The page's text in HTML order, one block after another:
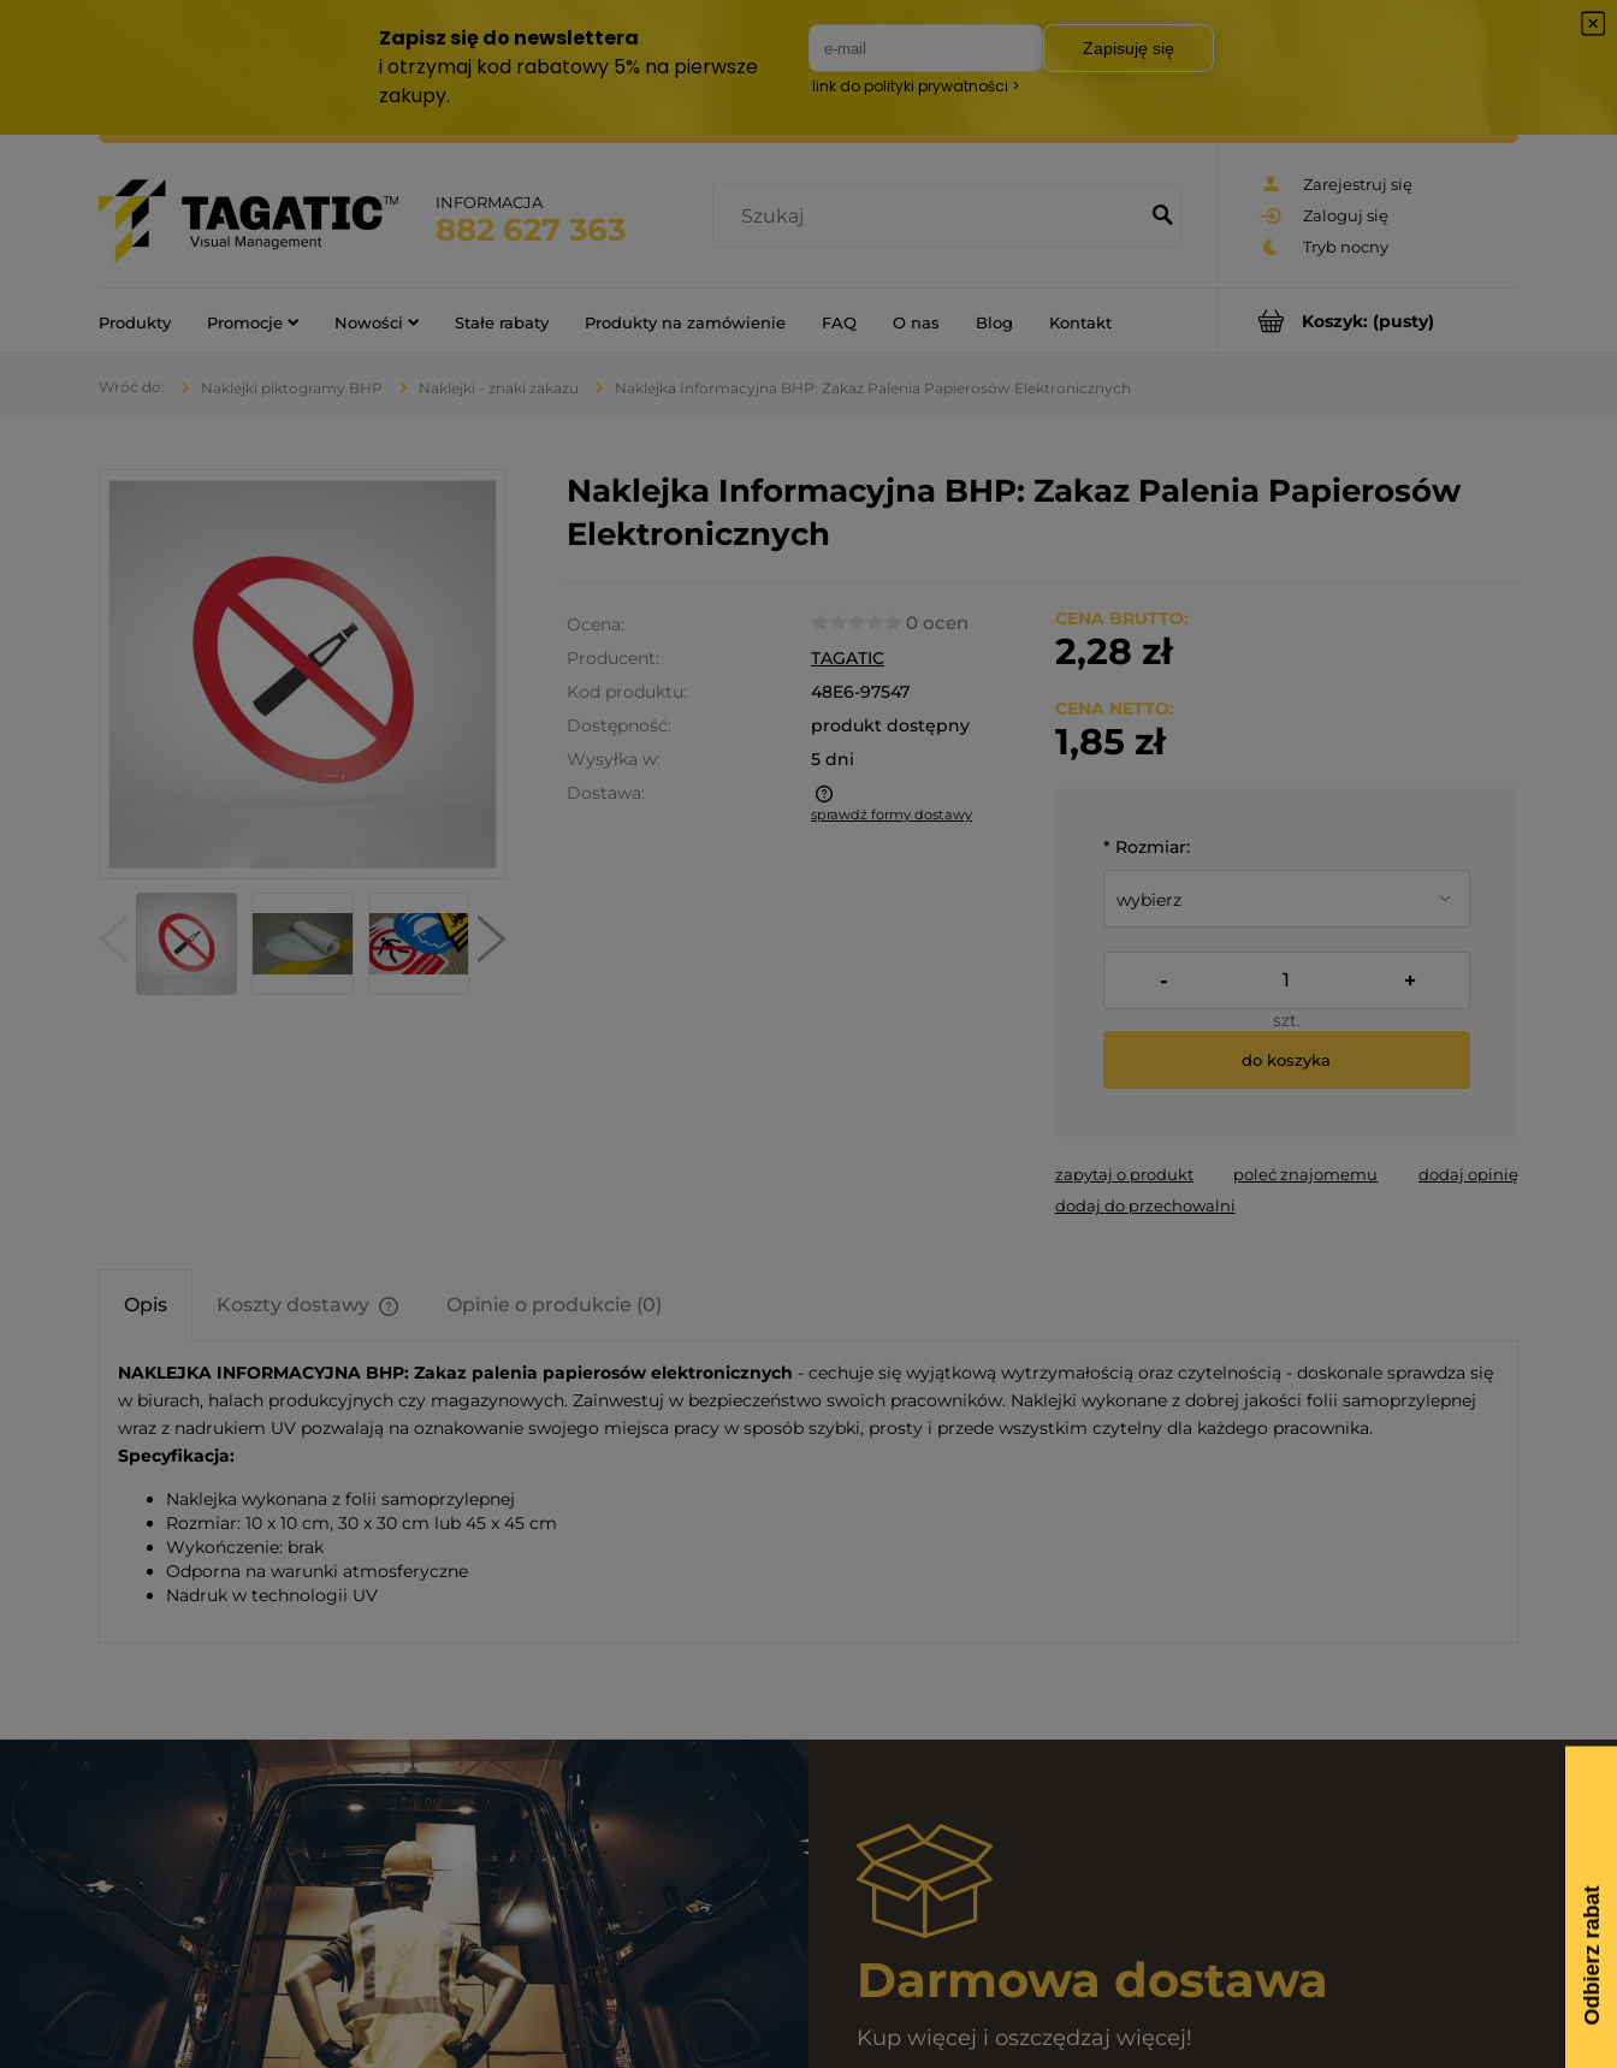
Zarejestruj się
Zaloguj się
INFORMACJA
882 627 363
Koszyk: (pusty)
Produkty Promocje Nowości Stałe rabaty Produkty na zamówienie FAQ O nas Blog Kontakt
Naklejki piktogramy BHP Naklejki - znaki zakazu Naklejka Informacyjna BHP: Zakaz Palenia Papierosów Elektronicznych
Naklejka Informacyjna BHP: Zakaz Palenia Papierosów
Elektronicznych
Ocena: 0 ocen
Producent:
TAGATIC
Kod produktu:
48E6-97547
Dostępność:
produkt dostępny
Wysyłka w:
5 dni
Dostawa:
sprawdź formy dostawy
CENA BRUTTO:
2,28 zł
CENA NETTO:
1,85 zł
* Rozmiar:
- +
szt.
do koszyka
zapytaj o produkt poleć znajomemu
dodaj opinię
dodaj do przechowalni
Opis Koszty dostawy
kosztów płatności
Opinie o produkcie (0)
NAKLEJKA INFORMACYJNA BHP: Zakaz palenia papierosów elektronicznych - cechuje się wyjątkową wytrzymałością oraz czytelnością - doskonale sprawdza się
w biurach, halach produkcyjnych czy magazynowych. Zainwestuj w bezpieczeństwo swoich pracowników. Naklejki wykonane z dobrej jakości folii samoprzylepnej
wraz z nadrukiem UV pozwalają na oznakowanie swojego miejsca pracy w sposób szybki, prosty i przede wszystkim czytelny dla każdego pracownika.
Specyfikacja:
Naklejka wykonana z folii samoprzylepnej
Rozmiar: 10 x 10 cm, 30 x 30 cm lub 45 x 45 cm
Wykończenie: brak
Odporna na warunki atmosferyczne
Nadruk w technologii UV
Darmowa dostawa
Kup więcej i oszczędzaj więcej!